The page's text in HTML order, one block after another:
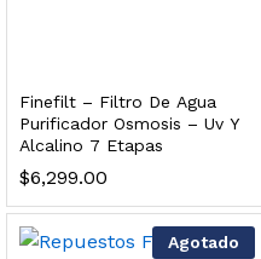
Finefilt – Filtro De Agua
Purificador Osmosis – Uv Y
Alcalino 7 Etapas
$6,299.00
Agotado
L/h, con filtración
Leer más